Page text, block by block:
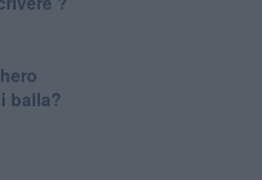
balla?